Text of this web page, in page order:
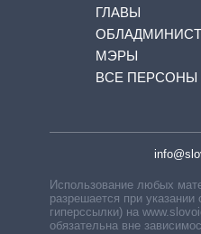
ГЛАВЫ
МЭРЫ
ВСЕ ПЕРСОНЫ
Использование любых
разрешается при
гиперссылки) на
обязательна вне